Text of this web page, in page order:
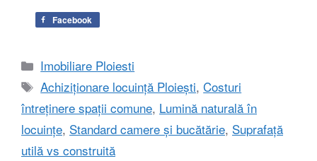
Facebook
Categorii
Imobiliare Ploiesti
Etichete
Achiziționare locuință Ploiești,Costuri
întreținere spații comune, Lumină naturală în
locuințe, Standard camere și bucătărie, Suprafață
utilă vs construită